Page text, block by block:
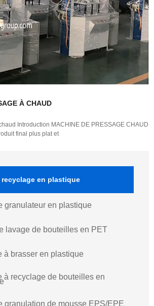
À CHAUD
Introduction MACHINE DE PRESSAGE CHAUD
final plus plat et
recyclage en plastique
granulateur en plastique
lavage de bouteilles en PET
à brasser en plastique
à recyclage de bouteilles en
granulation de mousse EPS/EPE